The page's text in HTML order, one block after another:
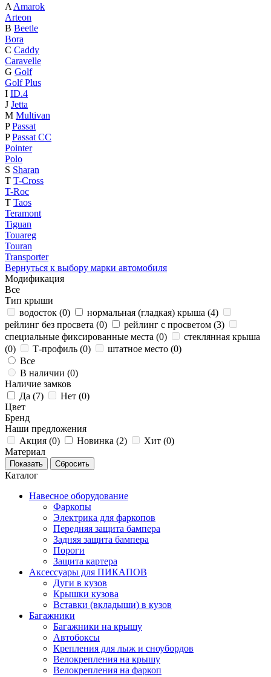
A Amarok
Arteon
B Beetle
Bora
C Caddy
Caravelle
G Golf
Golf Plus
I ID.4
J Jetta
M Multivan
P Passat
P Passat CC
Pointer
Polo
S Sharan
T T-Cross
T-Roc
T Taos
Teramont
Tiguan
Touareg
Touran
Transporter
Вернуться к выбору марки автомобиля
Модификация
Все
Тип крыши
водосток (0) нормальная (гладкая) крыша (4)
рейлинг без просвета (0) рейлинг с просветом (3)
специальные фиксированные места (0)
стеклянная крыша
(0) Т-профиль (0) штатное место (0)
Все
В наличии (0)
Наличие замков
Да (7) Нет (0)
Цвет
Бренд
Наши предложения
Акция (0) Новинка (2) Хит (0)
Материал
Каталог
Навесное оборудование
Фаркопы
Электрика для фаркопов
Передняя защита бампера
Задняя защита бампера
Пороги
Защита картера
Аксессуары для ПИКАПОВ
Дуги в кузов
Крышки кузова
Вставки (вкладыши) в кузов
Багажники
Багажники на крышу
Автобоксы
Крепления для лыж и сноубордов
Велокрепления на крышу
Велокрепления на фаркоп